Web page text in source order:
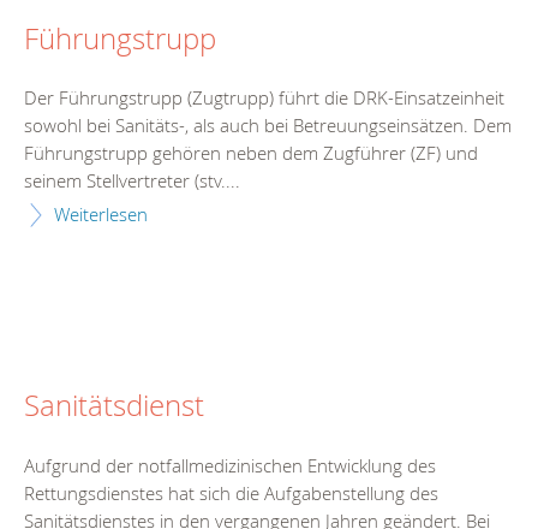
Führungstrupp
Der Führungstrupp (Zugtrupp) führt die DRK-Einsatzeinheit
sowohl bei Sanitäts-, als auch bei Betreuungseinsätzen. Dem
Führungstrupp gehören neben dem Zugführer (ZF) und
seinem Stellvertreter (stv....
Weiterlesen
Sanitätsdienst
Aufgrund der notfallmedizinischen Entwicklung des
Rettungsdienstes hat sich die Aufgabenstellung des
Sanitätsdienstes in den vergangenen Jahren geändert. Bei